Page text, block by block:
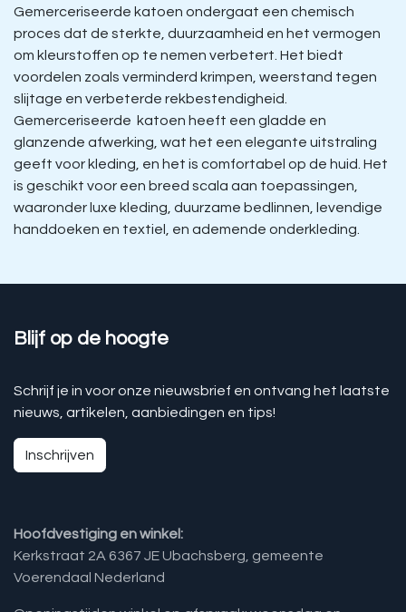
Gemerceriseerde katoen ondergaat een chemisch
proces dat de sterkte, duurzaamheid en het vermogen
om kleurstoffen op te nemen verbetert. Het biedt
voordelen zoals verminderd krimpen, weerstand tegen
slijtage en verbeterde rekbestendigheid.
Gemerceriseerde katoen heeft een gladde en
glanzende afwerking, wat het een elegante uitstraling
geeft voor kleding, en het is comfortabel op de huid. Het
is geschikt voor een breed scala aan toepassingen,
waaronder luxe kleding, duurzame bedlinnen, levendige
handdoeken en textiel, en ademende onderkleding.
Blijf op de hoogte
Schrijf je in voor onze nieuwsbrief en ontvang het laatste
nieuws, artikelen, aanbiedingen en tips!
Inschrijven
Hoofdvestiging en winkel:
Kerkstraat 2A 6367 JE Ubachsberg, gemeente
Voerendaal Nederland